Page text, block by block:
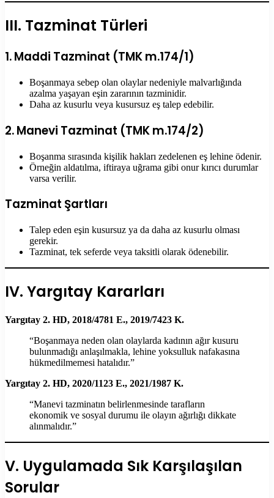
III. Tazminat Türleri
1. Maddi Tazminat (TMK m.174/1)
Boşanmaya sebep olan olaylar nedeniyle malvarlığında
azalma yaşayan eşin zararının tazminidir.
Daha az kusurlu veya kusursuz eş talep edebilir.
2. Manevi Tazminat (TMK m.174/2)
Boşanma sırasında kişilik hakları zedelenen eş lehine ödenir.
Örneğin aldatılma, iftiraya uğrama gibi onur kırıcı durumlar
varsa verilir.
Tazminat Şartları
Talep eden eşin kusursuz ya da daha az kusurlu olması
gerekir.
Tazminat, tek seferde veya taksitli olarak ödenebilir.
IV. Yargıtay Kararları
Yargıtay 2. HD, 2018/4781 E., 2019/7423 K.
“Boşanmaya neden olan olaylarda kadının ağır kusuru
bulunmadığı anlaşılmakla, lehine yoksulluk nafakasına
hükmedilmemesi hatalıdır.”
Yargıtay 2. HD, 2020/1123 E., 2021/1987 K.
“Manevi tazminatın belirlenmesinde tarafların
ekonomik ve sosyal durumu ile olayın ağırlığı dikkate
alınmalıdır.”
V. Uygulamada Sık Karşılaşılan
Sorular